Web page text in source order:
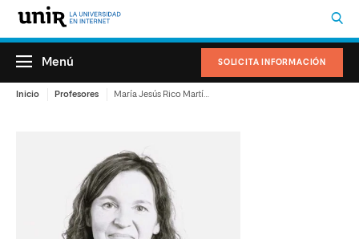
SOLICITA INFORMACIÓN
Menú
Inicio Profesores